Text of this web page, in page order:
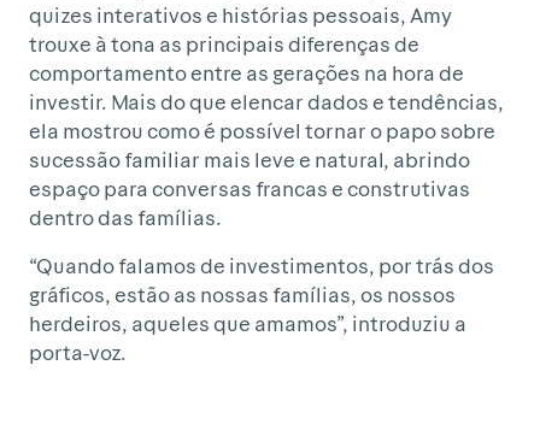
quizes interativos e histórias pessoais, Amy
trouxe à tona as principais diferenças de
comportamento entre as gerações na hora de
investir. Mais do que elencar dados e tendências,
ela mostrou como é possível tornar o papo sobre
sucessão familiar mais leve e natural, abrindo
espaço para conversas francas e construtivas
dentro das famílias.
“Quando falamos de investimentos, por trás dos
gráficos, estão as nossas famílias, os nossos
herdeiros, aqueles que amamos”, introduziu a
porta-voz.